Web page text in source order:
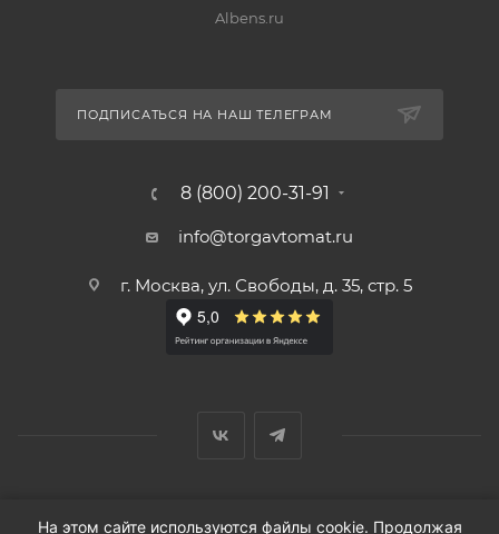
Albens.ru
ПОДПИСАТЬСЯ НА НАШ ТЕЛЕГРАМ
8 (800) 200-31-91
info@torgavtomat.ru
г. Москва, ул. Свободы, д. 35, стр. 5
© ООО «Вендорс», 1999-2026 г.
На этом сайте используются файлы cookie. Продолжая